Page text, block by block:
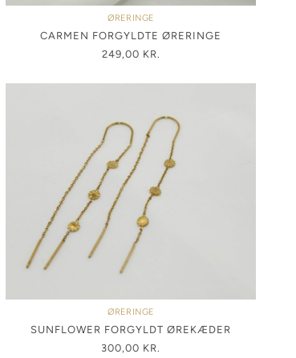
ØRERINGE
CARMEN FORGYLDTE ØRERINGE
249,00 KR.
ØRERINGE
SUNFLOWER FORGYLDT ØREKÆDER
300,00 KR.